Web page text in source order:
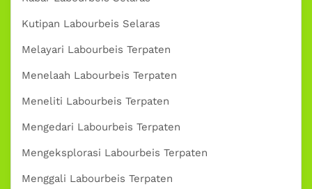
Kutipan Labourbeis Selaras
Melayari Labourbeis Terpaten
Menelaah Labourbeis Terpaten
Meneliti Labourbeis Terpaten
Mengedari Labourbeis Terpaten
Mengeksplorasi Labourbeis Terpaten
Menggali Labourbeis Terpaten